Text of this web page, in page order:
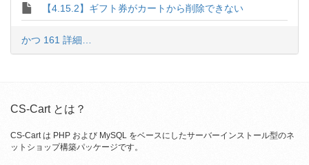
【4.15.2】ギフト券がカートから削除できない
かつ 161 詳細…
CS-Cart とは？
CS-Cart は PHP および MySQL をベースにしたサーバーインストール型のネ
ットショップ構築パッケージです。